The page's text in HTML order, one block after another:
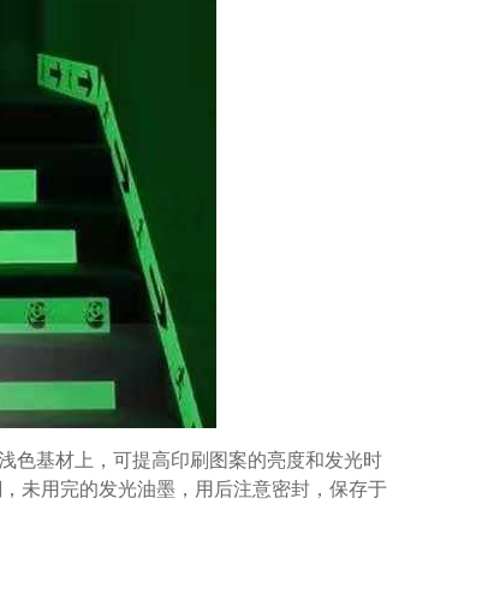
色基材上，可提高印刷图案的亮度和发光时
未用完的发光油墨，用后注意密封，保存于